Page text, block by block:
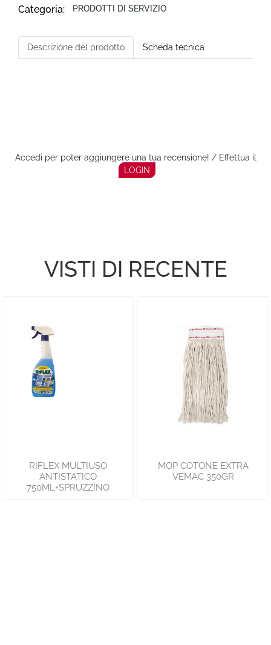
Categoria: PRODOTTI DI SERVIZIO
Descrizione del prodotto Scheda tecnica
Accedi per poter aggiungere una tua recensione! / Effettua il
LOGIN
VISTI DI RECENTE
RIFLEX MULTIUSO
ANTISTATICO
750ML+SPRUZZINO
MOP COTONE EXTRA
VEMAC 350GR